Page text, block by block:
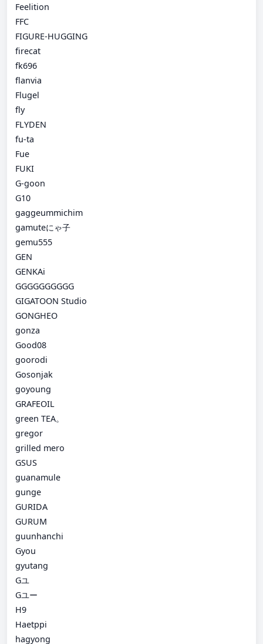
Feelition
FFC
FIGURE-HUGGING
firecat
fk696
flanvia
Flugel
fly
FLYDEN
fu-ta
Fue
FUKI
G-goon
G10
gaggeummichim
gamuteにゃ子
gemu555
GEN
GENKAi
GGGGGGGGGG
GIGATOON Studio
GONGHEO
gonza
Good08
goorodi
Gosonjak
goyoung
GRAFEOIL
green TEA。
gregor
grilled mero
GSUS
guanamule
gunge
GURIDA
GURUM
guunhanchi
Gyou
gyutang
Gユ
Gユー
H9
Haetppi
hagyong